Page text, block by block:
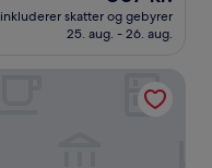
er
807 kr.
inkluderer skatter og gebyrer
25. aug. - 26. aug.